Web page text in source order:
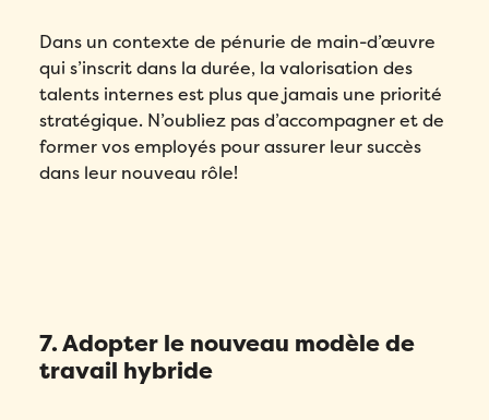
Dans un contexte de pénurie de main-d’œuvre
qui s’inscrit dans la durée, la valorisation des
talents internes est plus que jamais une priorité
stratégique. N’oubliez pas d’accompagner et de
former vos employés pour assurer leur succès
dans leur nouveau rôle!
7. Adopter le nouveau modèle de
travail hybride
Veuillez saisir un nombre supérieur ou
égal à
Comment avez-vous entendu parler de Folks? *
J’accepte laPolitique de
J’accepte la Politique de
confidentialité de Folks.